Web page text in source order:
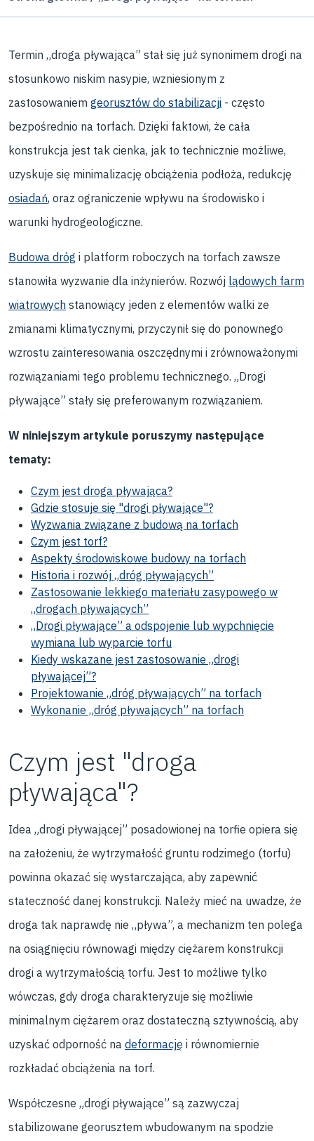
Termin „droga pływająca” stał się już synonimem drogi na
stosunkowo niskim nasypie, wzniesionym z
zastosowaniem georusztów do stabilizacji - często
bezpośrednio na torfach. Dzięki faktowi, że cała
konstrukcja jest tak cienka, jak to technicznie możliwe,
uzyskuje się minimalizację obciążenia podłoża, redukcję
osiadań, oraz ograniczenie wpływu na środowisko i
warunki hydrogeologiczne.
Budowa dróg i platform roboczych na torfach zawsze
stanowiła wyzwanie dla inżynierów. Rozwój lądowych farm
wiatrowych stanowiący jeden z elementów walki ze
zmianami klimatycznymi, przyczynił się do ponownego
wzrostu zainteresowania oszczędnymi i zrównoważonymi
rozwiązaniami tego problemu technicznego. „Drogi
pływające” stały się preferowanym rozwiązaniem.
W niniejszym artykule poruszymy następujące
tematy:
Czym jest droga pływająca?
Gdzie stosuje się "drogi pływające"?
Wyzwania związane z budową na torfach
Czym jest torf?
Aspekty środowiskowe budowy na torfach
Historia i rozwój „dróg pływających”
Zastosowanie lekkiego materiału zasypowego w
„drogach pływających”
„Drogi pływające” a odspojenie lub wypchnięcie
wymiana lub wyparcie torfu
Kiedy wskazane jest zastosowanie „drogi
pływającej”?
Projektowanie „dróg pływających” na torfach
Wykonanie „dróg pływających” na torfach
Czym jest "droga
pływająca"?
Idea „drogi pływającej” posadowionej na torfie opiera się
na założeniu, że wytrzymałość gruntu rodzimego (torfu)
powinna okazać się wystarczająca, aby zapewnić
stateczność danej konstrukcji. Należy mieć na uwadze, że
droga tak naprawdę nie „pływa”, a mechanizm ten polega
na osiągnięciu równowagi między ciężarem konstrukcji
drogi a wytrzymałością torfu. Jest to możliwe tylko
wówczas, gdy droga charakteryzuje się możliwie
minimalnym ciężarem oraz dostateczną sztywnością, aby
uzyskać odporność na deformację i równomiernie
rozkładać obciążenia na torf.
Współczesne „drogi pływające” są zazwyczaj
stabilizowane georusztem wbudowanym na spodzie